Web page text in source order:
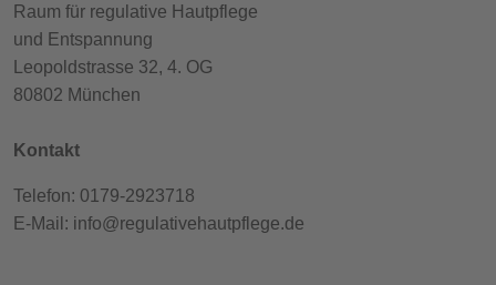
Raum für regulative Hautpflege
und Entspannung
Leopoldstrasse 32, 4. OG
80802 München
Kontakt
Telefon: 0179-2923718
E-Mail: info@regulativehautpflege.de